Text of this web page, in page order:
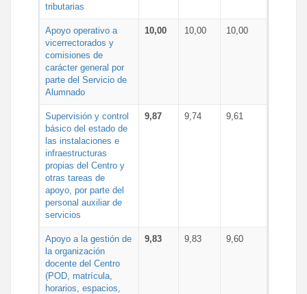
tributarias
Apoyo operativo a
vicerrectorados y
comisiones de
carácter general por
parte del Servicio de
Alumnado
10,00 10,00 10,00
Supervisión y control
básico del estado de
las instalaciones e
infraestructuras
propias del Centro y
otras tareas de
apoyo, por parte del
personal auxiliar de
servicios
9,87 9,74 9,61
Apoyo a la gestión de
la organización
docente del Centro
(POD, matrícula,
horarios, espacios,
9,83 9,83 9,60